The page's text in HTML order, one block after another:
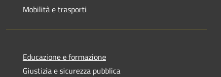
Mobilità e trasporti
Educazione e formazione
Giustizia e sicurezza pubblica